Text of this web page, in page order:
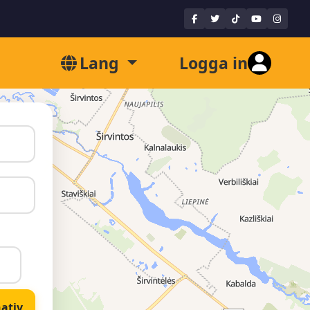
Lang Logga in